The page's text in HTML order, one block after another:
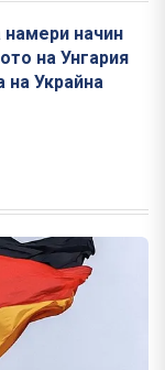
начин
на Унгария
на Украйна